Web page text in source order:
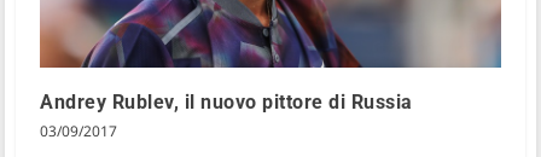
Andrey Rublev, il nuovo pittore di Russia
03/09/2017